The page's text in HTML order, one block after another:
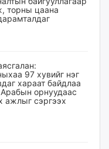
торны цаана
97 хувийг нэг
хараат байдлаа
орнуудаас
ажлыг сэргээх